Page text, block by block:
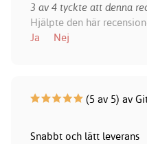
3 av 4 tyckte att denna
Hjälpte den här
Ja
Nej
(5 av 5) av
Snabbt och lätt leverans